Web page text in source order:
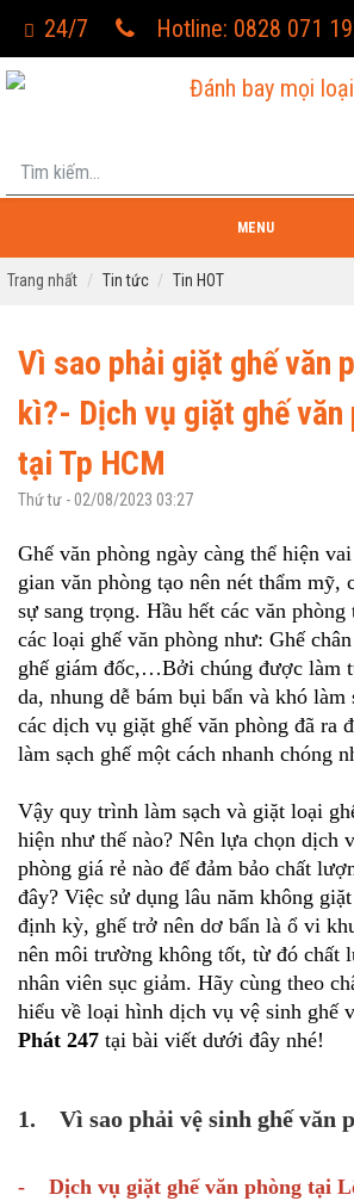
24/7 Hotline: 0828 071
Đánh bay mọi
MENU
Trang nhất Tin tức Tin HOT
Vì sao phải giặt ghế văn
kì?- Dịch vụ giặt ghế văn
tại Tp HCM
Thứ tư - 02/08/2023 03:27
Ghế văn phòng ngày càng thể hiện
gian văn phòng tạo nên nét thẩm mỹ,
sự sang trọng. Hầu hết các văn
các loại ghế văn phòng như: Ghế
ghế giám đốc,…Bởi chúng được làm
da, nhung dễ bám bụi bẩn và khó
các dịch vụ giặt ghế văn phòng đã ra
làm sạch ghế một cách nhanh chóng
Vậy quy trình làm sạch và giặt loại
hiện như thế nào? Nên lựa chọn dịch
phòng giá rẻ nào để đảm bảo chất
đây? Việc sử dụng lâu năm không
định kỳ, ghế trở nên dơ bẩn là ổ vi
nên môi trường không tốt, từ đó chất
nhân viên sục giảm. Hãy cùng theo
hiểu về loại hình dịch vụ vệ sinh ghế
Phát 247 tại bài viết dưới đây nhé!
1. Vì sao phải vệ sinh ghế văn
- Dịch vụ giặt ghế văn phòng tại